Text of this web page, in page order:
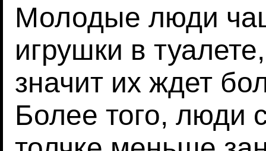
Молодые люди
игрушки в
значит их ждет
Более того, люди